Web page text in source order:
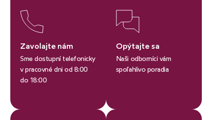
Zavolajte nám
Sme dostupní telefonicky
v pracovné dni od 8:00
do 18:00
Opýtajte sa
Naši odborníci vám
spoľahlivo poradia